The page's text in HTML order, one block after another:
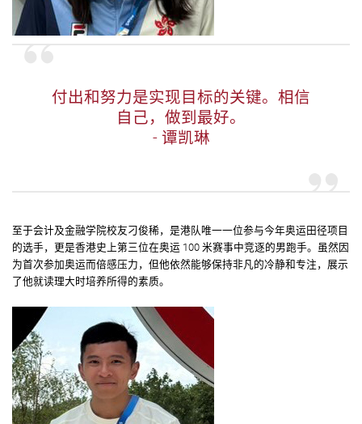
付出和努力是实现目标的关键。相信
自己，做到最好。
- 谭凯琳
至于会计及金融学院校友刁俊稀，是港队唯一一位参与今年奥运田径项目
的选手，更是香港史上第三位在奥运 100 米赛事中竞逐的男跑手。虽然因
为首次参加奥运而倍感压力，但他依然能够保持非凡的冷静和专注，展示
了他就读理大时培养所得的素质。